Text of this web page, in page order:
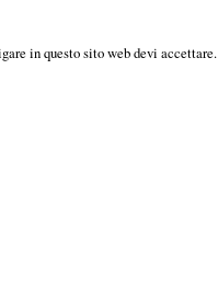
in questo sito web devi accettare.